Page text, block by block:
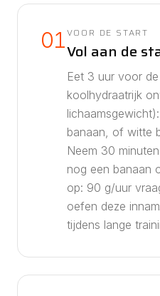
01VOOR DE START
Vol aan de
Eet 3 uur voor
koolhydraatrijk
banaan, of witte
Neem 30
nog een banaan
op: 90 g/uur
oefen deze
tijdens lange